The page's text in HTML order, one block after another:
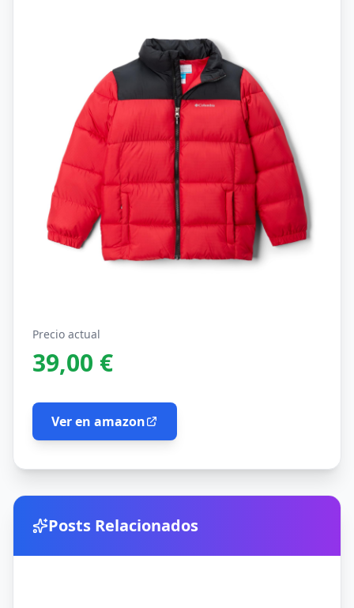
Precio actual
39,00 €
Ver en amazon
Posts Relacionados